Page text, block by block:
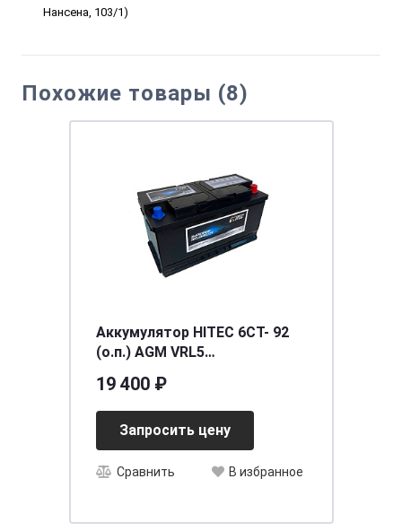
Нансена, 103/1)
Похожие товары (8)
Аккумулятор HITEC 6СТ- 92
(о.п.) AGM VRL5
19 400 ₽
Запросить цену
Сравнить В избранное